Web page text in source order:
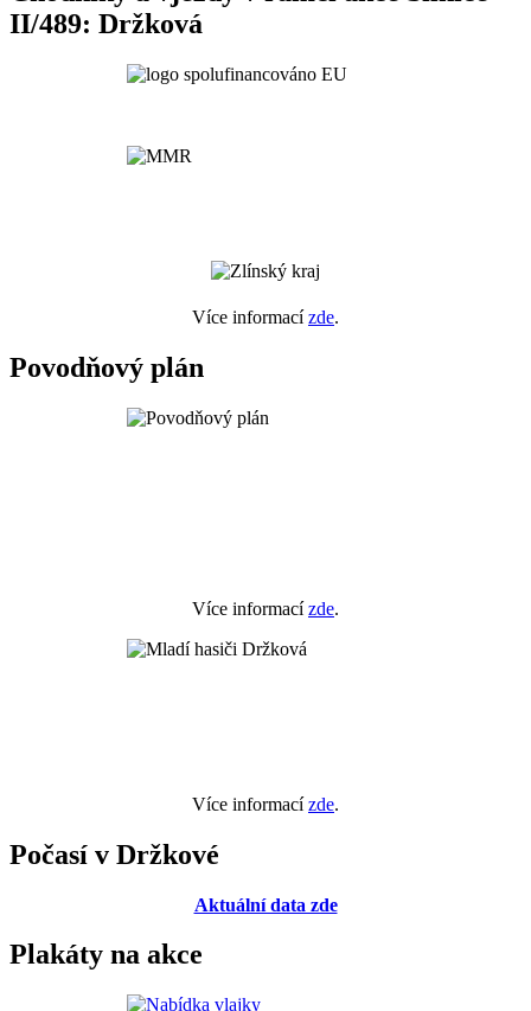
II/489: Držková
Více informacízde.
Povodňový plán
Více informacízde.
Více informacízde.
Počasí v Držkové
Aktuální data zde
Plakáty na akce